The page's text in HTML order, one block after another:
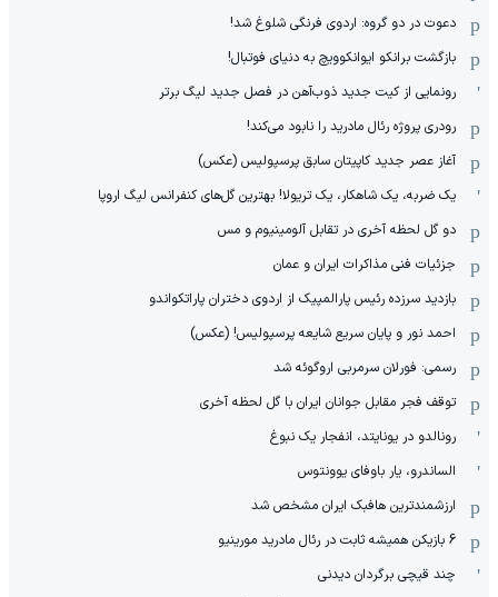
دعوت در دو گروه: اردوی فرنگی شلوغ شد!
بازگشت برانکو ایوانکوویچ به دنیای فوتبال!
رونمایی از کیت جدید ذوب‌آهن در فصل جدید لیگ برتر
رودری پروژه رئال مادرید را نابود می‌کند!
آغاز عصر جدید کاپیتان سابق پرسپولیس (عکس)
یک ضربه، یک شاهکار، یک تریولا! بهترین گل‌های کنفرانس لیگ اروپا
دو گل لحظه آخری در تقابل آلومینیوم و مس
جزئیات فنی مذاکرات ایران و عمان
بازدید سرزده رئیس پارالمپیک از اردوی دختران پاراتکواندو
احمد نور و پایان سریع شایعه پرسپولیس! (عکس)
رسمی: فورلان سرمربی اروگوئه شد
توقف فجر مقابل جوانان ایران با گل لحظه آخری
رونالدو در یونایتد، انفجار یک نبوغ
الساندرو، یار باوفای یوونتوس
ارزشمندترین هافبک ایران مشخص شد
6 بازیکن همیشه ثابت در رئال مادرید مورینیو
چند قیچی برگردان دیدنی